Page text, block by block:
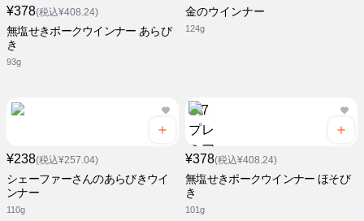
¥378(税込¥408.24)
無塩せきポークウインナー あらび
き
93g
金のウインナー
124g
¥238(税込¥257.04)
シェーファーさんのあらびきウイ
ンナー
110g
¥378(税込¥408.24)
無塩せきポークウインナー ほそび
き
101g